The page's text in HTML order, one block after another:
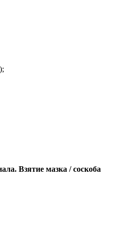
Взятие мазка / соскоба